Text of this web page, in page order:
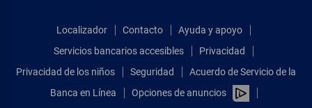
Localizador Contacto
Ayuda y apoyo
Servicios bancarios accesibles
Privacidad
Privacidad de los niños
Seguridad
Acuerdo de Servicio de la
Banca en Línea
Opciones de anuncios